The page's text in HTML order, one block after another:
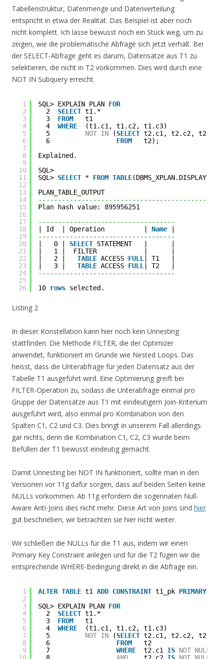
Tabellenstruktur, Datenmenge und Datenverteilung
entspricht in etwa der Realität. Das Beispiel ist aber noch
nicht komplett. Ich lasse bewusst noch ein Stück weg, um zu
zeigen, wie die problematische Abfrage sich jetzt verhält. Bei
der SELECT-Abfrage geht es darum, Datensätze aus T1 zu
selektieren, die nicht in T2 vorkommen. Dies wird durch eine
NOT IN Subquery erreicht.
1
2
3
4
5
6
7
8
9
10
11
12
13
14
15
16
17
18
19
20
21
22
23
24
25
26
SQL> EXPLAIN PLAN FOR
2 SELECT t1.*
3 FROM
t1
4 WHERE
(t1.c1, t1.c2, t1.c3)
5 NOT IN (SELECT t2.c1, t2.c2, t2.c3
6 FROM
t2);
Explained.
SQL>
SQL> SELECT * FROM TABLE(DBMS_XPLAN.DISPLAY(
PLAN_TABLE_OUTPUT
Plan hash value: 895956251
-----------------------------------
| Id  | Operation          | Name
-----------------------------------
|   0 | SELECT STATEMENT   |      |
|   1 |  FILTER            |      |
|   2 | TABLE ACCESS FULL
| T1   |
|   3 | TABLE ACCESS FULL
| T2   |
-----------------------------------
10
rows selected.
Listing 2
In dieser Konstellation kann hier noch kein Unnesting
stattfinden. Die Methode FILTER, die der Optimizer
anwendet, funktioniert im Grunde wie Nested Loops. Das
heisst, dass die Unterabfrage für jeden Datensatz aus der
Tabelle T1 ausgeführt wird. Eine Optimierung greift bei
FILTER-Operation zu, sodass die Unterabfrage einmal pro
Gruppe der Datensätze aus T1 mit eindeutigem Join-Kriterium
ausgeführt wird, also einmal pro Kombination von den
Spalten C1, C2 und C3. Dies bringt in unserem Fall allerdings
gar nichts, denn die Kombination C1, C2, C3 wurde beim
Befüllen der T1 bewusst eindeutig gemacht.
Damit Unnesting bei NOT IN funktioniert, sollte man in den
Versionen vor 11g dafür sorgen, dass auf beiden Seiten keine
NULLs vorkommen. Ab 11g erfordern die sogennaten Null-
Aware Anti-Joins dies nicht mehr. Diese Art von Joins sind hier
gut beschrieben, wir betrachten sie hier nicht weiter.
Wir schließen die NULLs für die T1 aus, indem wir einen
Primary Key Constraint anlegen und für die T2 fügen wir die
entsprechende WHERE-Bedingung direkt in die Abfrage ein.
1
2
3
4
5
6
7
8
9
ALTER TABLE t1 ADD CONSTRAINT t1_pk PRIMARY
SQL> EXPLAIN PLAN FOR
2 SELECT t1.*
3 FROM
t1
4 WHERE
(t1.c1, t1.c2, t1.c3)
5 NOT IN (SELECT t2.c1, t2.c2, t2.c3
6 FROM
t2
7 WHERE t2.c1 IS NOT NULL